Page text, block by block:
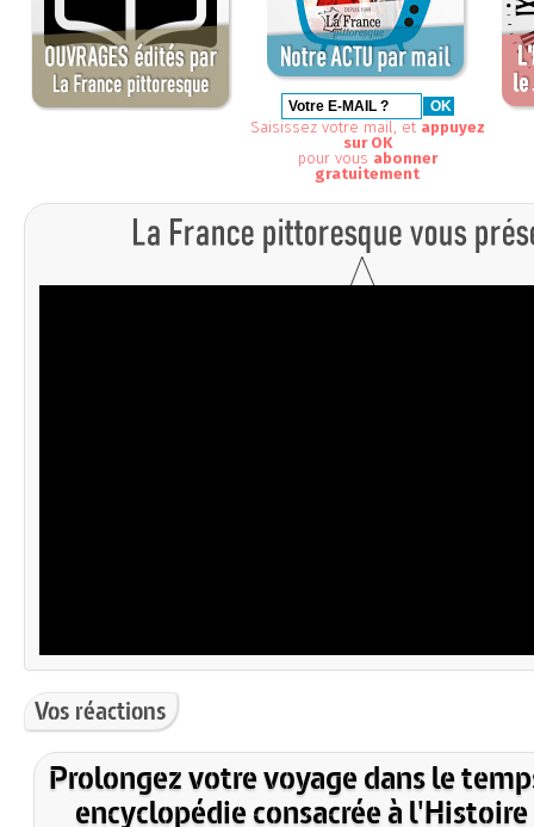
Saisissez votre mail, et appuyez
sur OK
pour vous abonner
gratuitement
Vos réactions
Prolongez votre voyage dans le
encyclopédie consacrée à l'Histoire